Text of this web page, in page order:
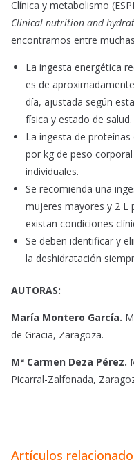
Clínica y metabolismo
Clinical nutrition and
encontramos entre
La ingesta energética
es de
día, ajustada según
física y estado de salud.
La ingesta de
por kg de peso
individuales.
Se recomienda una
mujeres mayores y 2 L
existan condiciones
Se deben identificar y
la deshidratación
AUTORAS:
María Montero García.
de Gracia, Zaragoza.
Mª Carmen Deza Pérez.
Picarral-Zalfonada,
Artículos